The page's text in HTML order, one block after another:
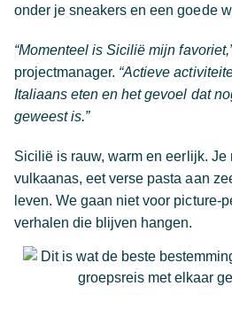
onder je sneakers en een goede
“Momenteel is Sicilië mijn
projectmanager. “Actieve
Italiaans eten en het gevoel dat
geweest is.”
Sicilië is rauw, warm en eerlijk. Je
vulkaanas, eet verse pasta aan
leven. We gaan niet voor picture-
verhalen die blijven hangen.